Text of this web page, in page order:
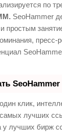
по
SeoHammer
простым
пресс-
SeoHammer
клик,
самых лучших
у лучших бирж